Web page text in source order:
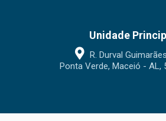
Unidade
R. Durval
Ponta Verde, Maceió - AL,